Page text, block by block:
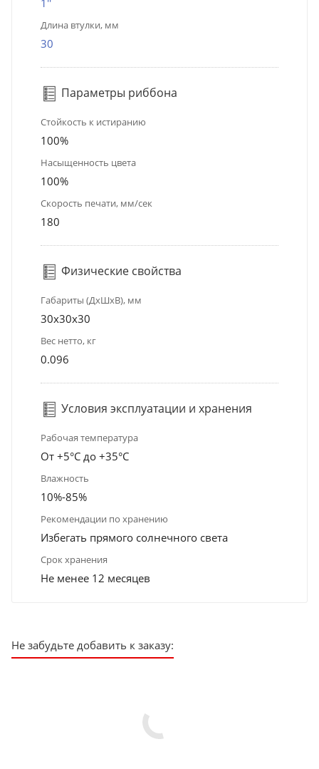
1''
Длина втулки, мм
30
Параметры риббона
Стойкость к истиранию
100%
Насыщенность цвета
100%
Скорость печати, мм/сек
180
Физические свойства
Габариты (ДхШхВ), мм
30x30x30
Вес нетто, кг
0.096
Условия эксплуатации и хранения
Рабочая температура
От +5°С до +35°С
Влажность
10%-85%
Рекомендации по хранению
Избегать прямого солнечного света
Срок хранения
Не менее 12 месяцев
Не забудьте добавить к заказу: